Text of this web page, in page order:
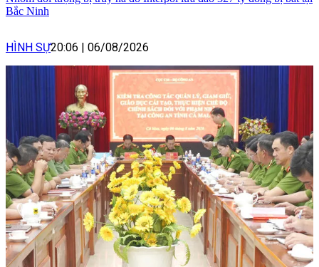
Bắc Ninh
HÌNH SỰ20:06 | 06/08/2026